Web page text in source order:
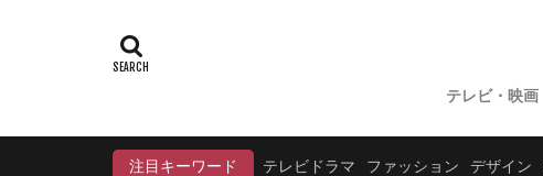
テレビ・映画
注目キーワード テレビドラマ ファッション デザイン